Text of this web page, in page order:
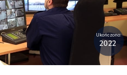
Ukończono:
2022